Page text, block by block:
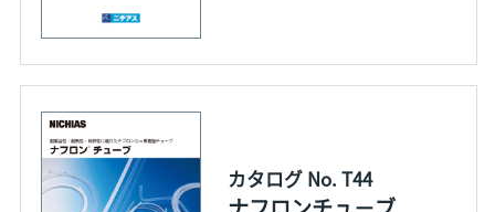
カタログ No. T44